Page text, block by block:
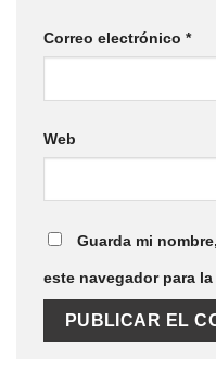
Correo electrónico *
Web
Guarda mi
este navegador para